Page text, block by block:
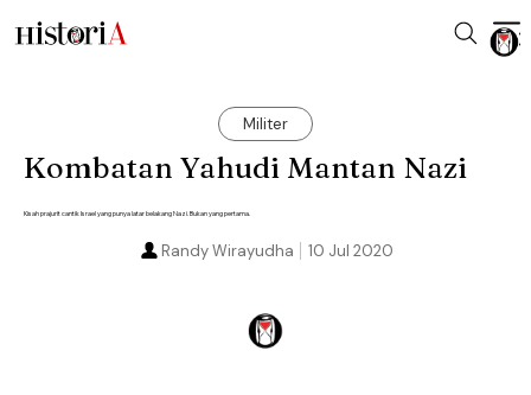
Militer
Kombatan Yahudi Mantan Nazi
Kisah prajurit cantik Israel yang punya latar belakang Nazi. Bukan yang pertama.
10 Jul 2020
Randy Wirayudha